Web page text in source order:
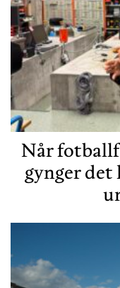
Når
gynger det